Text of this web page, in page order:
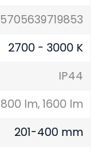
5705639719853
2700 - 3000 K
IP44
800 lm, 1600 lm
201-400 mm